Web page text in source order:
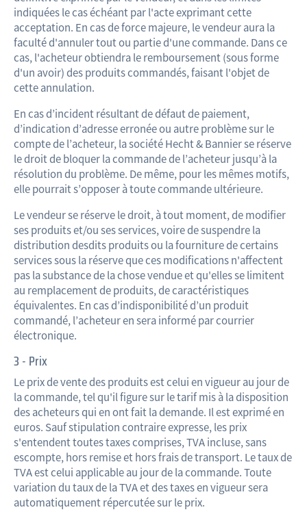
indiquées le cas échéant par l'acte exprimant cette
acceptation. En cas de force majeure, le vendeur aura la
faculté d'annuler tout ou partie d'une commande. Dans ce
cas, l'acheteur obtiendra le remboursement (sous forme
d'un avoir) des produits commandés, faisant l'objet de
cette annulation.
En cas d’incident résultant de défaut de paiement,
d’indication d’adresse erronée ou autre problème sur le
compte de l’acheteur, la société Hecht & Bannier se réserve
le droit de bloquer la commande de l’acheteur jusqu’à la
résolution du problème. De même, pour les mêmes motifs,
elle pourrait s’opposer à toute commande ultérieure.
Le vendeur se réserve le droit, à tout moment, de modifier
ses produits et/ou ses services, voire de suspendre la
distribution desdits produits ou la fourniture de certains
services sous la réserve que ces modifications n'affectent
pas la substance de la chose vendue et qu'elles se limitent
au remplacement de produits, de caractéristiques
équivalentes. En cas d’indisponibilité d’un produit
commandé, l’acheteur en sera informé par courrier
électronique.
3 - Prix
Le prix de vente des produits est celui en vigueur au jour de
la commande, tel qu'il figure sur le tarif mis à la disposition
des acheteurs qui en ont fait la demande. Il est exprimé en
euros. Sauf stipulation contraire expresse, les prix
s'entendent toutes taxes comprises, TVA incluse, sans
escompte, hors remise et hors frais de transport. Le taux de
TVA est celui applicable au jour de la commande. Toute
variation du taux de la TVA et des taxes en vigueur sera
automatiquement répercutée sur le prix.